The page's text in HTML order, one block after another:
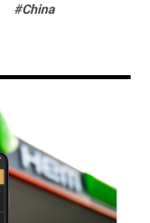
#China